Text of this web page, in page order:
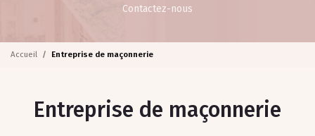
Contactez-nous
Accueil Entreprise de maçonnerie
Entreprise de maçonnerie